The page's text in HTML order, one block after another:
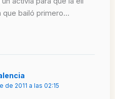
que bailó primero…
de 2011 a las 02:15